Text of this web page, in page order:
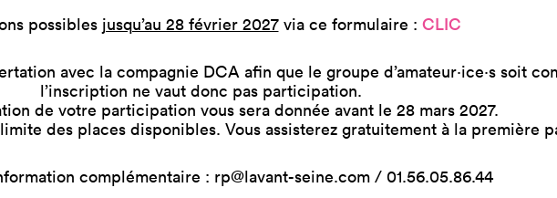
possibles jusqu’au 28 février 2027via ce formulaire : CLIC
avec la compagnie DCA afin que le groupe d’amateur·ice·s soit
l’inscription ne vaut donc pas participation.
de votre participation vous sera donnée avant le 28 mars 2027.
des places disponibles. Vous assisterez gratuitement à la première
complémentaire : rp@lavant-seine.com/ 01.56.05.86.44